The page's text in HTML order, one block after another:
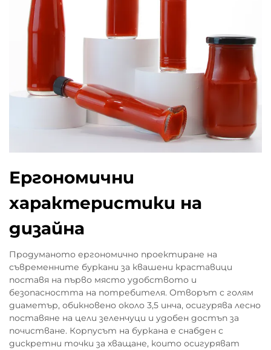
Ергономични
характеристики на
дизайна
Продуманото ергономично проектиране на
съвременните буркани за квашени краставици
поставя на първо място удобството и
безопасността на потребителя. Отворът с голям
диаметър, обикновено около 3,5 инча, осигурява лесно
поставяне на цели зеленчуци и удобен достъп за
почистване. Корпусът на буркана е снабден с
дискретни точки за хващане, които осигуряват